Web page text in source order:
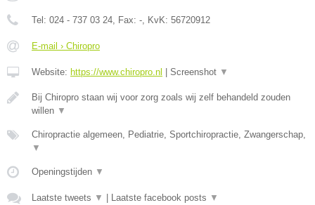
Tel: 024 - 737 03 24, Fax: -, KvK: 56720912
E-mail › Chiropro
Website: https://www.chiropro.nl Screenshot ▼
Bij Chiropro staan wij voor zorg zoals wij zelf behandeld zouden
willen ▼
Chiropractie algemeen, Pediatrie, Sportchiropractie, Zwangerschap,
▼
Openingstijden ▼
Laatste tweets ▼ Laatste facebook posts ▼